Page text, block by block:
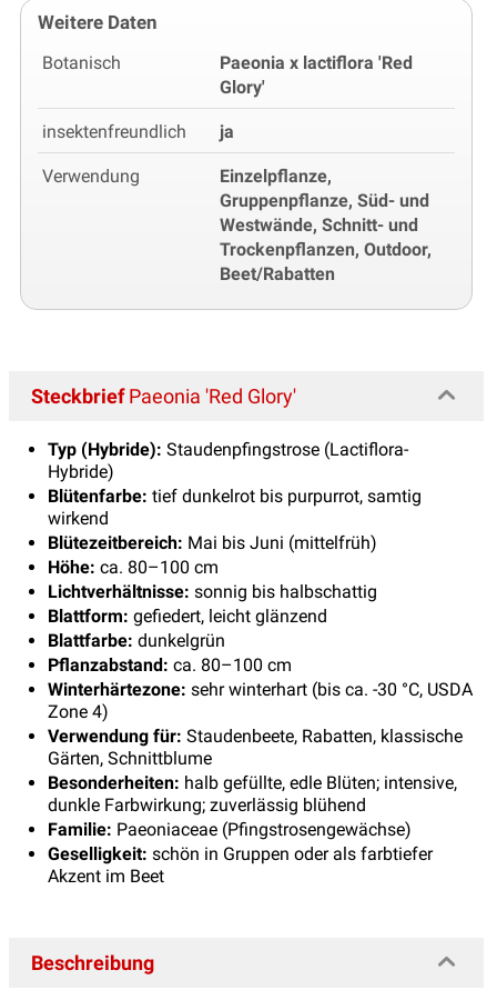
Weitere Daten
Botanisch
Paeonia x lactiflora 'Red
Glory'
insektenfreundlich ja
Verwendung
Einzelpflanze,
Gruppenpflanze, Süd- und
Westwände, Schnitt- und
Trockenpflanzen, Outdoor,
Beet/Rabatten
SteckbriefPaeonia 'Red Glory'
Typ (Hybride): Staudenpfingstrose (Lactiflora-
Hybride)
Blütenfarbe: tief dunkelrot bis purpurrot, samtig
wirkend
Blütezeitbereich: Mai bis Juni (mittelfrüh)
Höhe: ca. 80–100 cm
Lichtverhältnisse: sonnig bis halbschattig
Blattform: gefiedert, leicht glänzend
Blattfarbe: dunkelgrün
Pflanzabstand: ca. 80–100 cm
Winterhärtezone: sehr winterhart (bis ca. -30 °C, USDA
Zone 4)
Verwendung für: Staudenbeete, Rabatten, klassische
Gärten, Schnittblume
Besonderheiten: halb gefüllte, edle Blüten; intensive,
dunkle Farbwirkung; zuverlässig blühend
Familie: Paeoniaceae (Pfingstrosengewächse)
Geselligkeit: schön in Gruppen oder als farbtiefer
Akzent im Beet
Beschreibung